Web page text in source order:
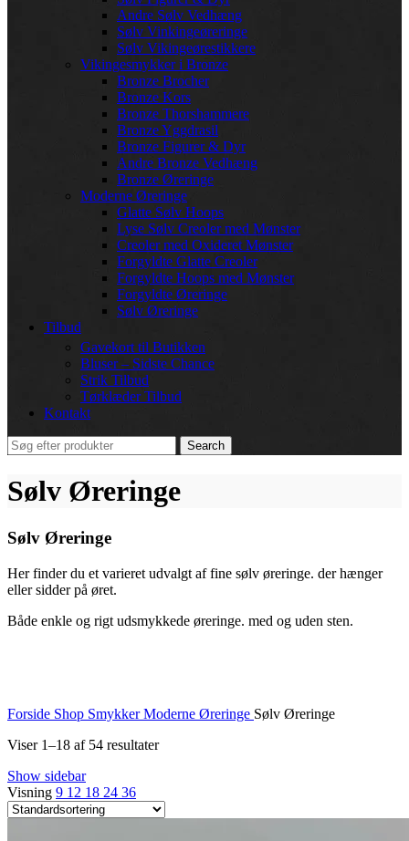
Andre Sølv Vedhæng
Sølv Vinkingeøreringe
Sølv Vikingeørestikkere
Vikingesmykker i Bronze
Bronze Brocher
Bronze Kors
Bronze Thorshammere
Bronze Yggdrasil
Bronze Figurer & Dyr
Andre Bronze Vedhæng
Bronze Øreringe
Moderne Øreringe
Glatte Sølv Hoops
Lyse Sølv Creoler med Mønster
Creoler med Oxideret Mønster
Forgyldte Glatte Creoler
Forgyldte Hoops med Mønster
Forgyldte Øreringe
Sølv Øreringe
Tilbud
Gavekort til Butikken
Bluser – Sidste Chance
Strik Tilbud
Tørklæder Tilbud
Kontakt
Search
Sølv Øreringe
Sølv Øreringe
Her finder du et varieret udvalgt af fine sølv øreringe. der hænger
eller sidder på øret.
Både enkle og rigt udsmykkede øreringe. med og uden sten.
Forside Shop SmykkerModerne Øreringe Sølv Øreringe
Viser 1–18 af 54 resultater
Show sidebar
Visning 9 12 18 24 36